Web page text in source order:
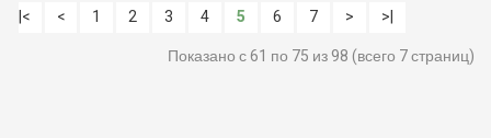
|< < 1 2 3 4 5 6 7 >
>|
Показано с 61 по 75 из 98 (всего 7 страниц)